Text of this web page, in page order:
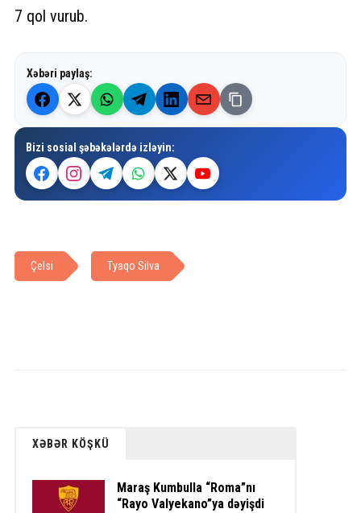
7 qol vurub.
Xəbəri paylaş:
Bizi sosial şəbəkələrdə izləyin:
Çelsi Tyaqo Silva
XƏBƏR KÖŞKÜ
Maraş Kumbulla “Roma”nı
“Rayo Valyekano”ya dəyişdi